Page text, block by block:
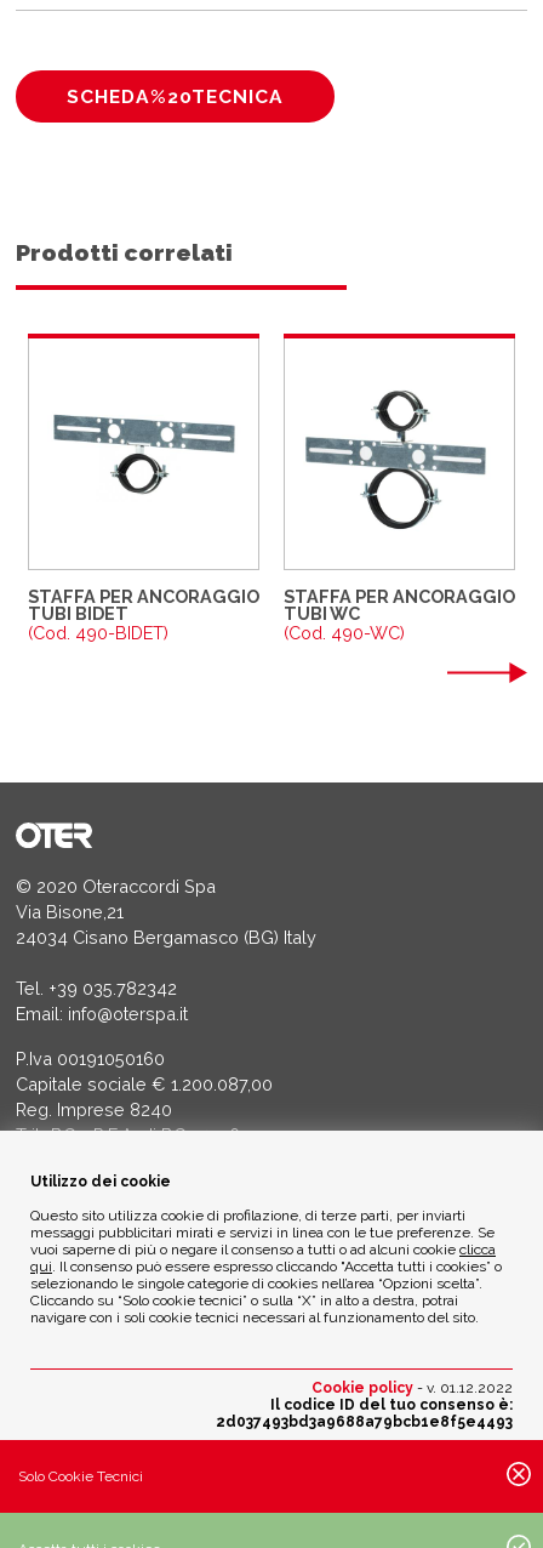
SCHEDA%20TECNICA
Prodotti correlati
STAFFA PER ANCORAGGIO
TUBI BIDET
(Cod. 490-BIDET)
STAFFA PER ANCORAGGIO
TUBI WC
(Cod. 490-WC)
© 2020 Oteraccordi Spa
Via Bisone,21
24034 Cisano Bergamasco (BG) Italy
Tel. +39 035.782342
Email: info@oterspa.it
P.Iva 00191050160
Capitale sociale € 1.200.087,00
Reg. Imprese 8240
Trib BG - R.E.A. di BG 14356
ETICA AMBIENTALE
Privacy Policy
Cookie Policy
Modifica scelte cookie
Utilizzo dei cookie
Questo sito utilizza cookie di profilazione, di terze parti, per inviarti
messaggi pubblicitari mirati e servizi in linea con le tue preferenze. Se
vuoi saperne di più o negare il consenso a tutti o ad alcuni cookie clicca
qui. Il consenso può essere espresso cliccando "Accetta tutti i cookies” o
selezionando le singole categorie di cookies nell’area “Opzioni scelta”.
Cliccando su “Solo cookie tecnici” o sulla “X” in alto a destra, potrai
navigare con i soli cookie tecnici necessari al funzionamento del sito.
Cookie policy - v. 01.12.2022
Il codice ID del tuo consenso è:
2d037493bd3a9688a79bcb1e8f5e4493
Solo Cookie Tecnici